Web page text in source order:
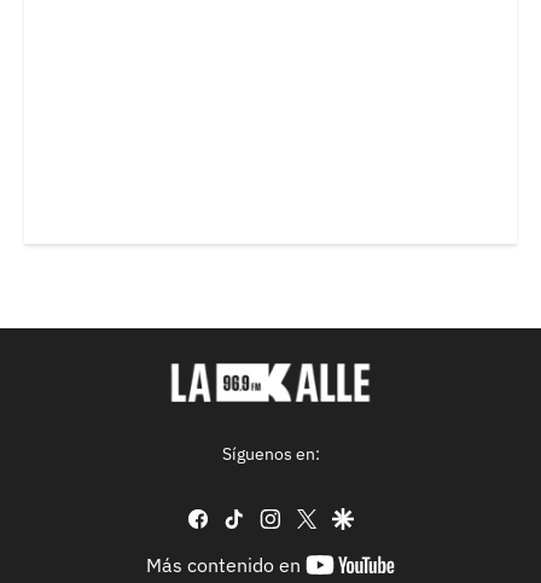
Síguenos en:
facebook
tiktok instagram
twittergoogle
Más contenido en
youtube-